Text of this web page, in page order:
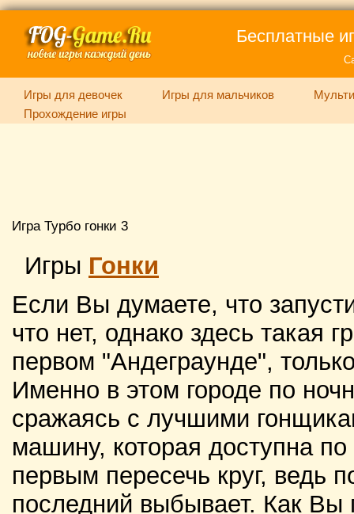
Бесплатные
Игры для девочек Игры для мальчиков
Прохождение игры
Игра Турбо гонки 3
Игры Гонки
Если Вы думаете, что
что нет, однако здесь такая
первом "Андеграунде",
Именно в этом городе по
сражаясь с лучшими
машину, которая доступна
первым пересечь круг, ведь
последний выбывает. Как Вы